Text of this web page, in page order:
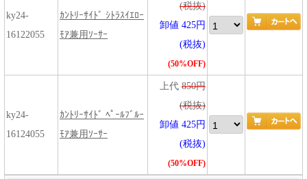
ky24-
16122055
ｶﾝﾄﾘｰｻｲﾄﾞ ｼﾄﾗｽｲｴﾛｰ
ﾓｱ兼用ｿｰｻｰ
(税抜)
卸値 425円
(税抜)
(50%OFF)
ky24-
16124055
ｶﾝﾄﾘｰｻｲﾄﾞ ﾍﾟｰﾙﾌﾞﾙｰ
ﾓｱ兼用ｿｰｻｰ
上代 850円
(税抜)
卸値 425円
(税抜)
(50%OFF)